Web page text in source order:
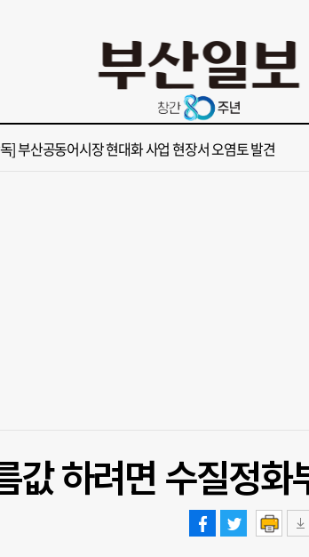
부 신청사, 북항 재개발 부지 복합항만지구 확정
1번가 상권활성화, 금정구 용역 그대로 ‘복붙’
] 부산공동어시장 현대화 사업 현장서 오염토 발견
값 하려면 수질정화